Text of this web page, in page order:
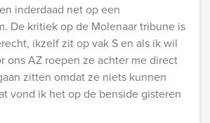
inderdaad net op een
De kritiek op de Molenaar tribune is
ikzelf zit op vak S en als ik wil
ons AZ roepen ze achter me direct
zitten omdat ze niets kunnen
vond ik het op de benside gisteren